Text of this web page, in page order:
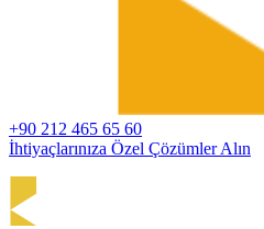
+90 212 465 65 60
İhtiyaçlarınıza Özel Çözümler Alın